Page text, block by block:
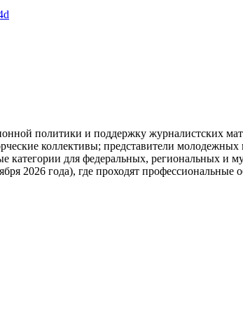
политики и поддержку журналистских
коллективы; представители молодежных
категории для федеральных,
2026 года), где проходят профессиональные